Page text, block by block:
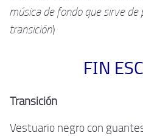
música de fondo que sirve de
transición)
FIN
Transición
Vestuario negro con